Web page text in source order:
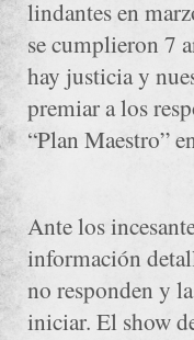
lindantes en
se cumplieron 7
hay justicia y
premiar a los
“Plan Maestro”
Ante los
información
no responden y
iniciar. El show